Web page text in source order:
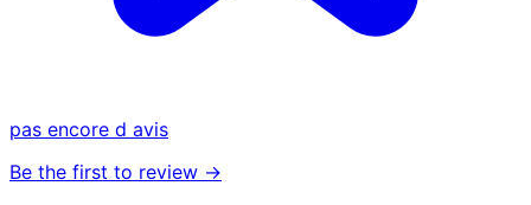
pas encore d avis
Be the first to review →